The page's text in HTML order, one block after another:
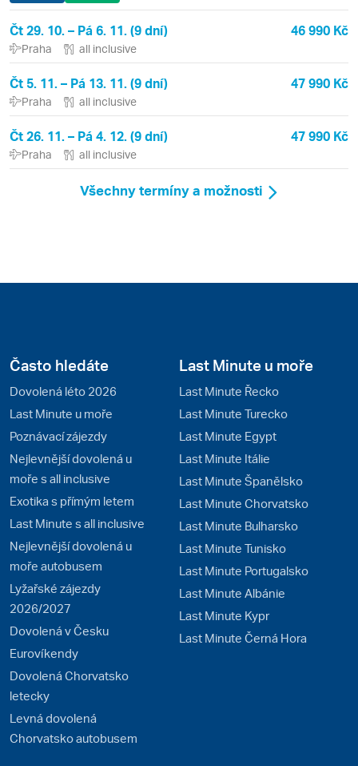
Čt 29. 10. – Pá 6. 11. (9 dní) 46 990 Kč
Praha all inclusive
Čt 5. 11. – Pá 13. 11. (9 dní) 47 990 Kč
Praha all inclusive
Čt 26. 11. – Pá 4. 12. (9 dní) 47 990 Kč
Praha all inclusive
Všechny termíny a možnosti
Často hledáte
Dovolená léto 2026
Last Minute u moře
Poznávací zájezdy
Nejlevnější dovolená u
moře s all inclusive
Exotika s přímým letem
Last Minute s all inclusive
Nejlevnější dovolená u
moře autobusem
Lyžařské zájezdy
2026/2027
Dovolená v Česku
Eurovíkendy
Dovolená Chorvatsko
letecky
Levná dovolená
Chorvatsko autobusem
Last Minute u moře
Last Minute Řecko
Last Minute Turecko
Last Minute Egypt
Last Minute Itálie
Last Minute Španělsko
Last Minute Chorvatsko
Last Minute Bulharsko
Last Minute Tunisko
Last Minute Portugalsko
Last Minute Albánie
Last Minute Kypr
Last Minute Černá Hora